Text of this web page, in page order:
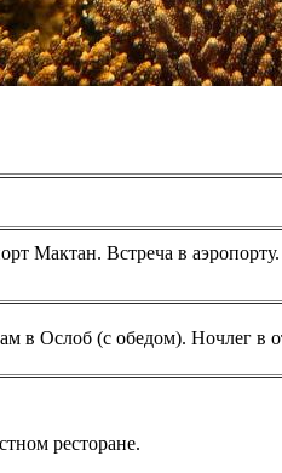
Мактан. Встреча в
в Ослоб (с обедом). Ночлег в
ресторане.